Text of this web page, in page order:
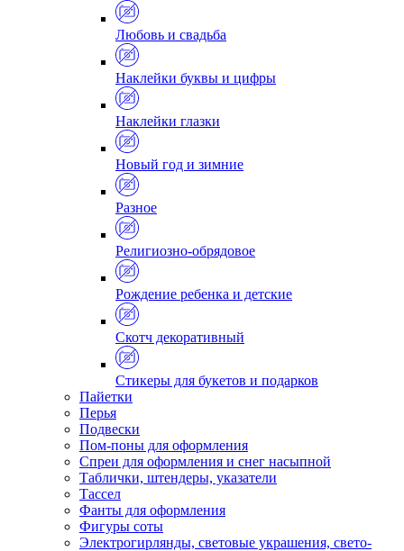
Любовь и свадьба
Наклейки буквы и цифры
Наклейки глазки
Новый год и зимние
Разное
Религиозно-обрядовое
Рождение ребенка и детские
Скотч декоративный
Стикеры для букетов и подарков
Пайетки
Перья
Подвески
Пом-поны для оформления
Спреи для оформления и снег насыпной
Таблички, штендеры, указатели
Тассел
Фанты для оформления
Фигуры соты
Электрогирлянды, световые украшения, свето-